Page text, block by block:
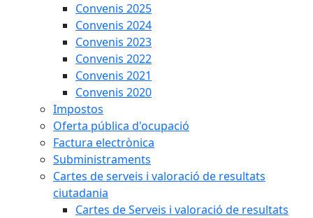
Convenis 2025
Convenis 2024
Convenis 2023
Convenis 2022
Convenis 2021
Convenis 2020
Impostos
Oferta pública d'ocupació
Factura electrònica
Subministraments
Cartes de serveis i valoració de resultats
ciutadania
Cartes de Serveis i valoració de resultats